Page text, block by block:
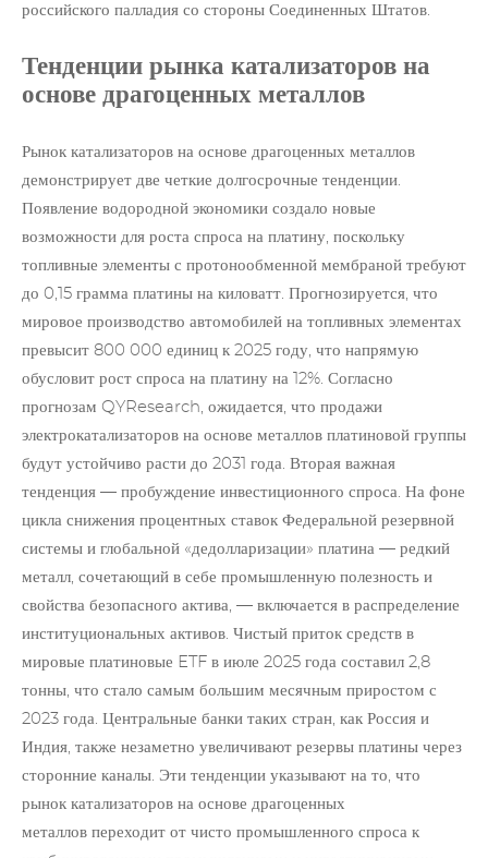
российского палладия со стороны Соединенных Штатов.
Тенденции рынка катализаторов на
основе драгоценных металлов
Рынок катализаторов на основе драгоценных металлов
демонстрирует две четкие долгосрочные тенденции.
Появление водородной экономики создало новые
возможности для роста спроса на платину, поскольку
топливные элементы с протонообменной мембраной требуют
до 0,15 грамма платины на киловатт. Прогнозируется, что
мировое производство автомобилей на топливных элементах
превысит 800 000 единиц к 2025 году, что напрямую
обусловит рост спроса на платину на 12%. Согласно
прогнозам QYResearch, ожидается, что продажи
электрокатализаторов на основе металлов платиновой группы
будут устойчиво расти до 2031 года. Вторая важная
тенденция — пробуждение инвестиционного спроса. На фоне
цикла снижения процентных ставок Федеральной резервной
системы и глобальной «дедолларизации» платина — редкий
металл, сочетающий в себе промышленную полезность и
свойства безопасного актива, — включается в распределение
институциональных активов. Чистый приток средств в
мировые платиновые ETF в июле 2025 года составил 2,8
тонны, что стало самым большим месячным приростом с
2023 года. Центральные банки таких стран, как Россия и
Индия, также незаметно увеличивают резервы платины через
сторонние каналы. Эти тенденции указывают на то, что
рынок катализаторов на основе драгоценных
металлов переходит от чисто промышленного спроса к